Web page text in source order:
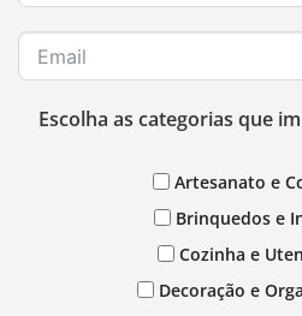
Escolha as categorias que
Artesanato e
Brinquedos e
Cozinha e
Decoração e